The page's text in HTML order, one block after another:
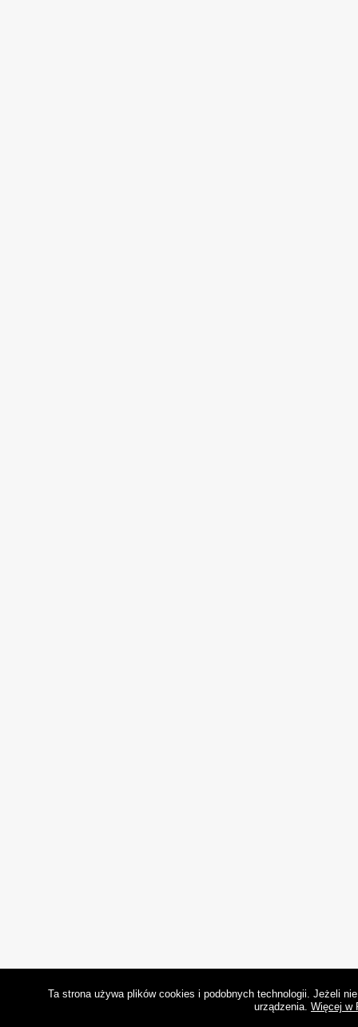
Ta strona używa plików cookies i podobnych technologii. Jeżeli
urządzenia. Więcej w